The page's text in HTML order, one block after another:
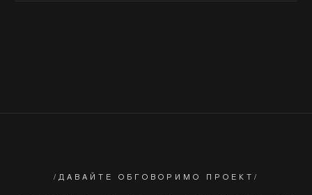
/ДАВАЙТЕ ОБГОВОРИМО ПРОЕКТ/